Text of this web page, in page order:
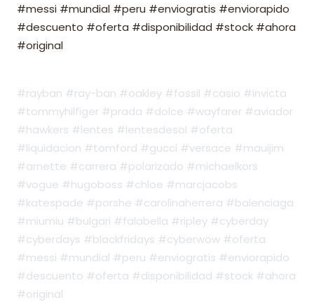
#messi #mundial #peru #enviogratis #enviorapido
#descuento #oferta #disponibilidad #stock #ahora
#original
#rayban #ray-ban #oakley #fossil #casio #invicta
#tommyhilfiger #prada #dolce #wayfarer #aviador
#hawkers #lentes #lentesdesol #oferta
#liquidacion #tomford #gucci #versace #mauijim
#arnette #carrera #polarizado #michaelkors
#vogue #hugoboss #chloe #marcjacobs
#katespade #porshe #carolinaherrera #balenciaga
#miumiu #bulgari #falabella #ripley #cyberday
#cyberdays #blackfridays #cyberwow #oferta
#messi #mundial #peru #enviogratis #enviorapido
#descuento #oferta #disponibilidad #stock #ahora
#original